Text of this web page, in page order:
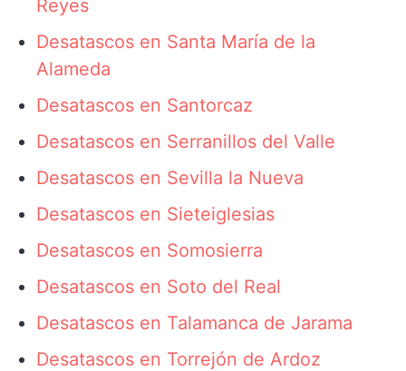
Reyes
Desatascos en Santa María de la
Alameda
Desatascos en Santorcaz
Desatascos en Serranillos del Valle
Desatascos en Sevilla la Nueva
Desatascos en Sieteiglesias
Desatascos en Somosierra
Desatascos en Soto del Real
Desatascos en Talamanca de Jarama
Desatascos en Torrejón de Ardoz